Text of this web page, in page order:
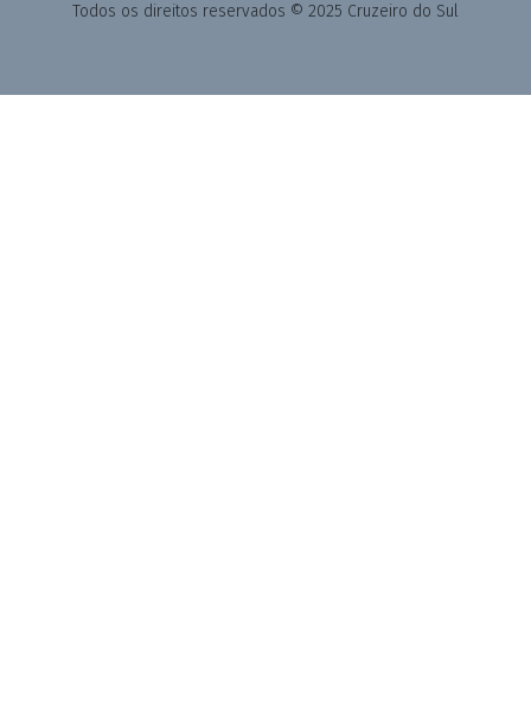
Todos os direitos reservados © 2025 Cruzeiro do Sul